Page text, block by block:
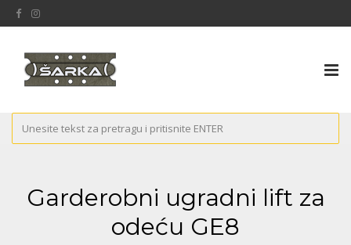
Garderobni ugradni lift za
odeću GE8